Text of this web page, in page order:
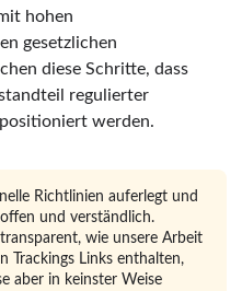
hohen
gesetzlichen
diese Schritte, dass
regulierter
werden.
Richtlinien auferlegt und
und verständlich.
wie unsere Arbeit
Trackings Links enthalten,
aber in keinster Weise